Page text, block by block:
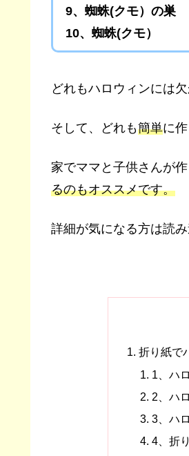
9、蜘蛛(クモ）の巣
10、蜘蛛(クモ）
どれもハロウィンには
そして、どれも簡単に
家でママと子供さんが作
るのもオススメです。
詳細が気になる方は読み
折り紙で
1、ハ
2、ハ
3、ハ
4、折